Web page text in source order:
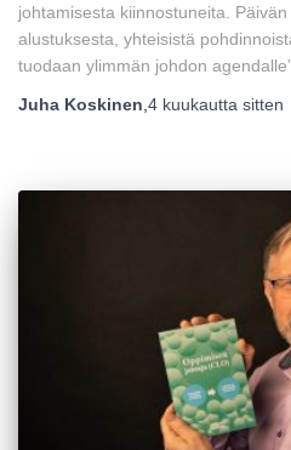
johtamisesta kiinnostuneita.
alustuksesta, yhteisistä
tuodaan ylimmän johdon
Juha Koskinen 4 kuukautta sitten